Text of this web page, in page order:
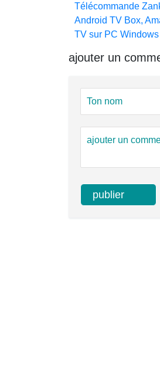
Télécommande
Android TV Box,
TV sur PC Windows
ajouter un